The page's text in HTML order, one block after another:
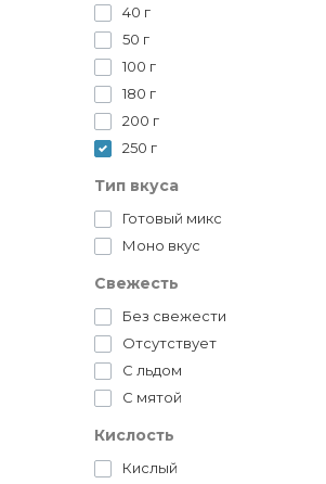
40 г
50 г
100 г
180 г
200 г
250 г
Тип вкуса
Готовый микс
Моно вкус
Свежесть
Без свежести
Отсутствует
С льдом
С мятой
Кислость
Кислый